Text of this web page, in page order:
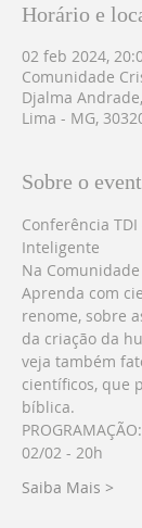
Horário e
02 feb 2024,
Comunidade
Djalma
Lima - MG,
Sobre o
Conferência
Inteligente
Na
Aprenda com
renome, sobre
da criação da
veja também
científicos, que
bíblica.
PROGRAMAÇÃO:
02/02 - 20h
Saiba Mais >